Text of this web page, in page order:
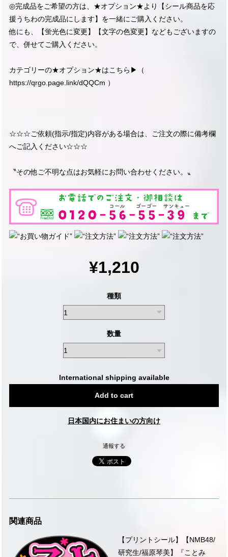
◎完成品をご希望の方は、★オプション★より【シール商品を応
援うちわの完成品にします】を一緒にご購入ください。
他にも、【蛍光色に変更】【文字の色変更】などもございますの
で、併せてご購入ください。
カテゴリーの★オプション★はこちら▶︎（
https://qrgo.page.link/dQQCm ）
☆☆☆ご依頼(指示/指定)内容がある場合は、ご注文の際に備考欄
へご記入ください☆☆☆
〝その他ご不明な点はお気軽にお問い合わせください。〟
¥1,210
種類
数量
International shipping available
Add to cart
日本国内にお住まいの方向け
通報する
関連商品
【プリントシール】【NMB48/
研究生/福原琴美】『ことみ